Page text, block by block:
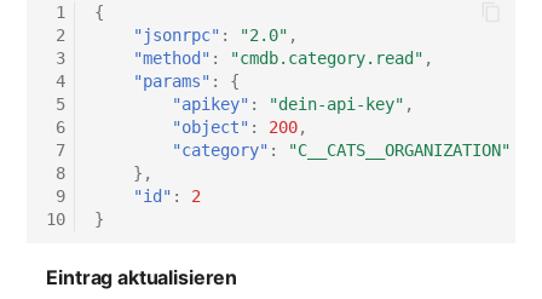
1
2
3
4
5
6
7
8
9
10
{
"jsonrpc" : "2.0" ,
"method" : "cmdb.category.read" ,
"params" :
{
"apikey" : "dein-api-key" ,
"object" : 200,
"category" :
"C__CATS__ORGANIZATION"
},
"id" :
2
}
Eintrag aktualisieren